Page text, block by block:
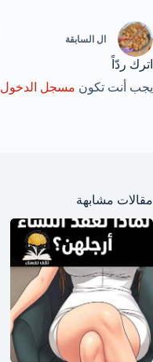
ال السابقة
اترك ردّاً
يجب أنت تكون مسجل الدخول
مقالات مشابهة